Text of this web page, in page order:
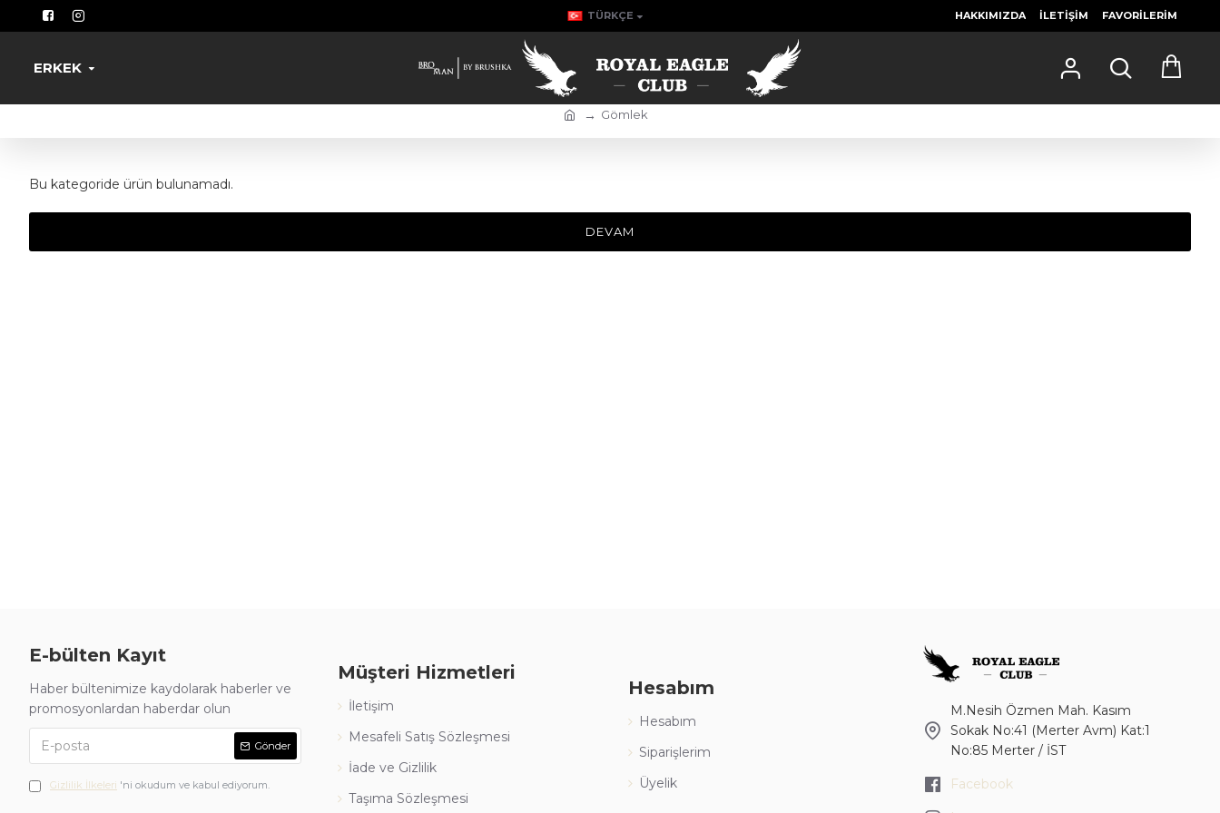
TÜRKÇE HAKKIMIZDA İLETIŞIM FAVORILERIM
ERKEK
Gömlek
Bu kategoride ürün bulunamadı.
DEVAM
E-bülten Kayıt
Haber bültenimize kaydolarak haberler ve
promosyonlardan haberdar olun
Gönder
Gizlilik İlkeleri 'ni okudum ve kabul ediyorum.
Müşteri Hizmetleri
İletişim
Mesafeli Satış Sözleşmesi
İade ve Gizlilik
Taşıma Sözleşmesi
Hesabım
Hesabım
Siparişlerim
Üyelik
M.Nesih Özmen Mah. Kasım
Sokak No:41 (Merter Avm) Kat:1
No:85 Merter / İST
Facebook